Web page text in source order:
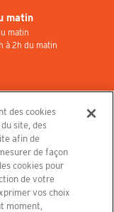
matin
matin
à 2h du matin
!
cinéma. Contactez-nous :
Mentions légales
et Charte
des cookies
site, des
afin de
de façon
cookies pour
de votre
vos choix
moment,